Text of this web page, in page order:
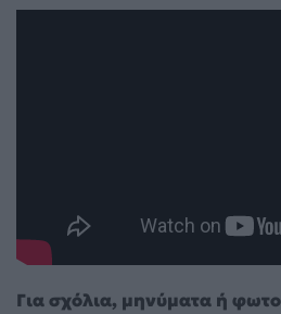
Για σχόλια, μηνύματα ή